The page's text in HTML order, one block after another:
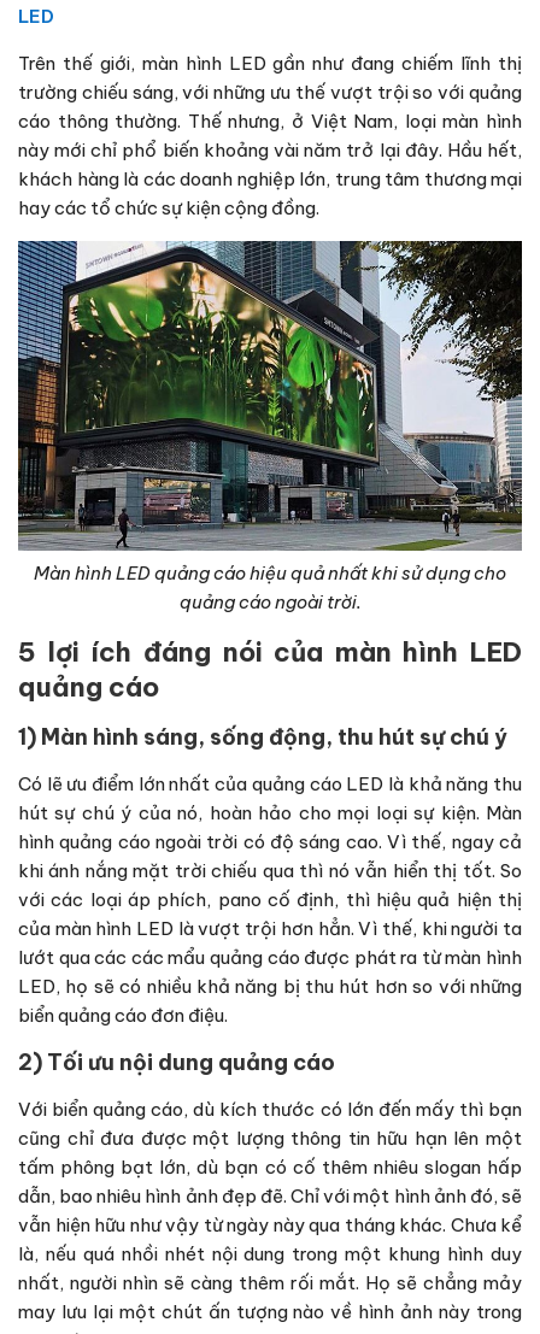
LED
Trên thế giới, màn hình LED gần như đang chiếm lĩnh thị
trường chiếu sáng, với những ưu thế vượt trội so với quảng
cáo thông thường. Thế nhưng, ở Việt Nam, loại màn hình
này mới chỉ phổ biến khoảng vài năm trở lại đây. Hầu hết,
khách hàng là các doanh nghiệp lớn, trung tâm thương mại
hay các tổ chức sự kiện cộng đồng.
Màn hình LED quảng cáo hiệu quả nhất khi sử dụng cho
quảng cáo ngoài trời.
5 lợi ích đáng nói của màn hình LED
quảng cáo
1) Màn hình sáng, sống động, thu hút sự chú ý
Có lẽ ưu điểm lớn nhất của quảng cáo LED là khả năng thu
hút sự chú ý của nó, hoàn hảo cho mọi loại sự kiện. Màn
hình quảng cáo ngoài trời có độ sáng cao. Vì thế, ngay cả
khi ánh nắng mặt trời chiếu qua thì nó vẫn hiển thị tốt. So
với các loại áp phích, pano cố định, thì hiệu quả hiện thị
của màn hình LED là vượt trội hơn hẳn. Vì thế, khi người ta
lướt qua các các mẩu quảng cáo được phát ra từ màn hình
LED, họ sẽ có nhiều khả năng bị thu hút hơn so với những
biển quảng cáo đơn điệu.
2) Tối ưu nội dung quảng cáo
Với biển quảng cáo, dù kích thước có lớn đến mấy thì bạn
cũng chỉ đưa được một lượng thông tin hữu hạn lên một
tấm phông bạt lớn, dù bạn có cố thêm nhiêu slogan hấp
dẫn, bao nhiêu hình ảnh đẹp đẽ. Chỉ với một hình ảnh đó, sẽ
vẫn hiện hữu như vậy từ ngày này qua tháng khác. Chưa kể
là, nếu quá nhồi nhét nội dung trong một khung hình duy
nhất, người nhìn sẽ càng thêm rối mắt. Họ sẽ chẳng mảy
may lưu lại một chút ấn tượng nào về hình ảnh này trong